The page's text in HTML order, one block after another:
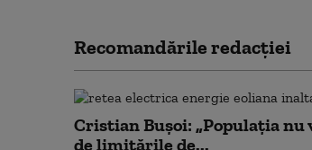
Recomandările redacţiei
Cristian Bușoi: „Populația nu
de limitările de...